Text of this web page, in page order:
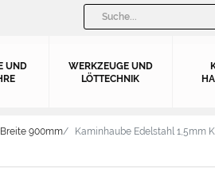
UND
WERKZEUGE UND
LÖTTECHNIK
Breite 900mm Kaminhaube Edelstahl 1,5mm